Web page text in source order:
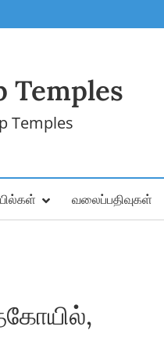
Temples
Temples
வலைப்பதிவுகள்